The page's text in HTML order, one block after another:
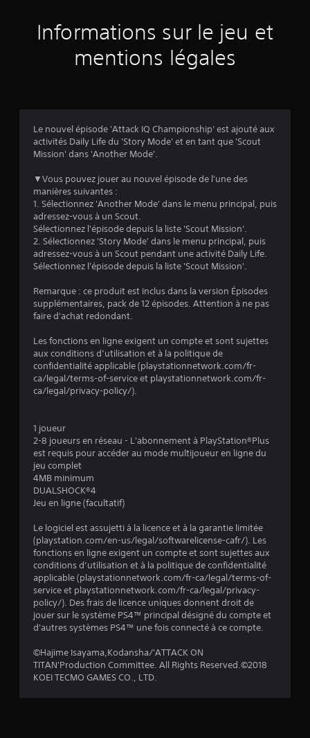
r
5
é
u
t
o
n
Informations sur le jeu et
mentions légales
Le nouvel épisode 'Attack IQ Championship' est ajouté aux
activités Daily Life du 'Story Mode' et en tant que 'Scout
Mission' dans 'Another Mode'.
▼Vous pouvez jouer au nouvel épisode de l'une des
manières suivantes :
1. Sélectionnez 'Another Mode' dans le menu principal, puis
adressez-vous à un Scout.
Sélectionnez l'épisode depuis la liste 'Scout Mission'.
2. Sélectionnez 'Story Mode' dans le menu principal, puis
adressez-vous à un Scout pendant une activité Daily Life.
Sélectionnez l'épisode depuis la liste 'Scout Mission'.
Remarque : ce produit est inclus dans la version Épisodes
supplémentaires, pack de 12 épisodes. Attention à ne pas
faire d'achat redondant.
Les fonctions en ligne exigent un compte et sont sujettes
aux conditions d’utilisation et à la politique de
confidentialité applicable (playstationnetwork.com/fr-
ca/legal/terms-of-service et playstationnetwork.com/fr-
ca/legal/privacy-policy/).
1 joueur
2-8 joueurs en réseau - L'abonnement à PlayStation®Plus
est requis pour accéder au mode multijoueur en ligne du
jeu complet
4MB minimum
DUALSHOCK®4
Jeu en ligne (facultatif)
Le logiciel est assujetti à la licence et à la garantie limitée
(playstation.com/en-us/legal/softwarelicense-cafr/). Les
fonctions en ligne exigent un compte et sont sujettes aux
conditions d’utilisation et à la politique de confidentialité
applicable (playstationnetwork.com/fr-ca/legal/terms-of-
service et playstationnetwork.com/fr-ca/legal/privacy-
policy/). Des frais de licence uniques donnent droit de
jouer sur le système PS4™ principal désigné du compte et
d'autres systèmes PS4™ une fois connecté à ce compte.
©Hajime Isayama,Kodansha/'ATTACK ON
TITAN'Production Committee. All Rights Reserved.©2018
KOEI TECMO GAMES CO., LTD.